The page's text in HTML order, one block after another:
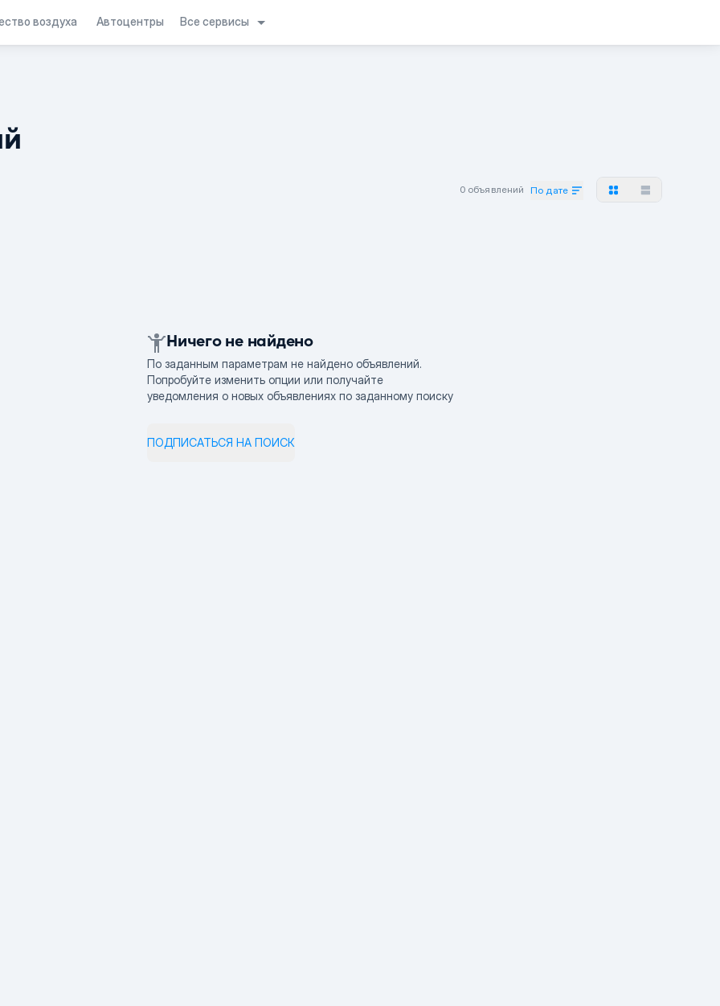
воздуха Автоцентры Все сервисы
0 объявлений По дате
Ничего не найдено
По заданным параметрам не найдено объявлений.
Попробуйте изменить опции или получайте
уведомления о новых объявлениях по заданному поиску
ПОДПИСАТЬСЯ НА ПОИСК